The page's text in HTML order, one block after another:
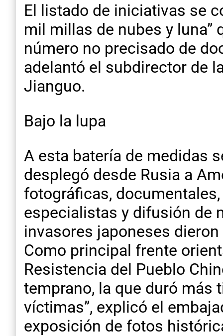
El listado de iniciativas se
mil millas de nubes y luna”
número no precisado de
adelantó el subdirector de
Jianguo.
Bajo la lupa
A esta batería de medidas
desplegó desde Rusia a
fotográficas,
especialistas y difusión de
invasores japoneses
Como principal frente
Resistencia del Pueblo
temprano, la que duró más
víctimas”, explicó el
exposición de fotos